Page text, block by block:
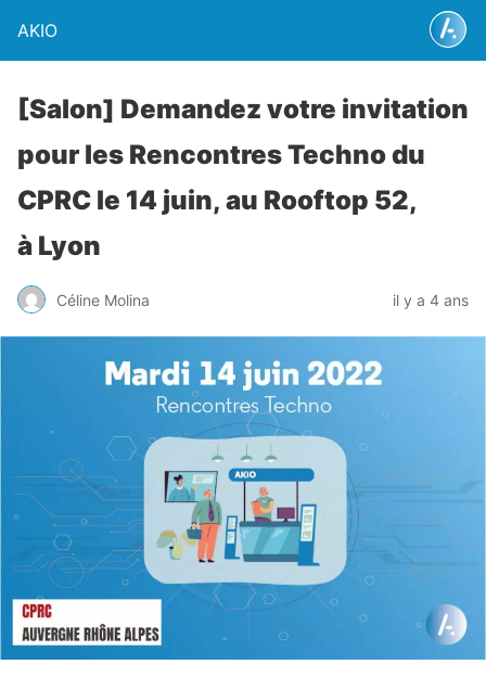
AKIO
[Salon] Demandez votre invitation
pour les Rencontres Techno du
CPRC le 14 juin, au Rooftop 52,
à Lyon
Céline Molina il y a 4 ans